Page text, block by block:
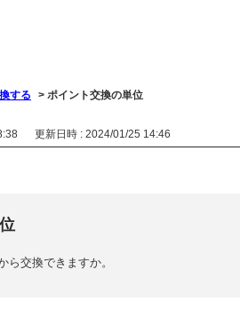
する > ポイント交換の単位
更新日時 : 2024/01/25 14:46
ら交換できますか。